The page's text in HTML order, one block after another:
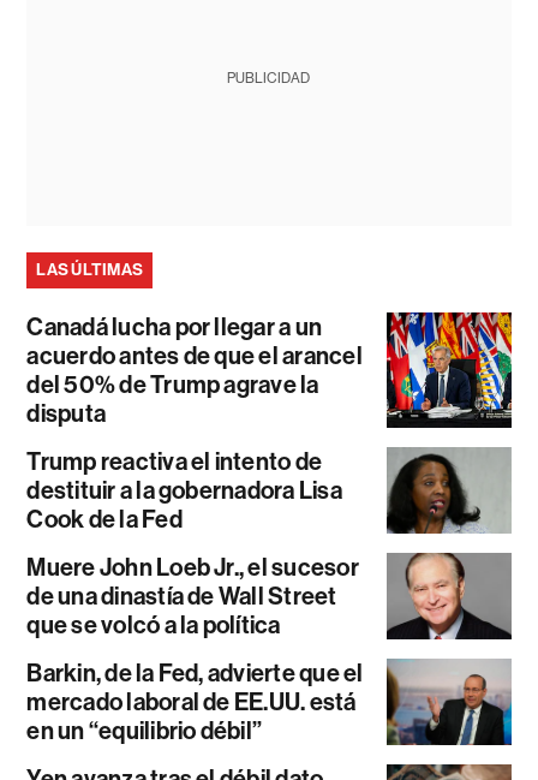
PUBLICIDAD
LAS ÚLTIMAS
Canadá lucha por llegar a un
acuerdo antes de que el arancel
del 50% de Trump agrave la
disputa
Trump reactiva el intento de
destituir a la gobernadora Lisa
Cook de la Fed
Muere John Loeb Jr., el sucesor
de una dinastía de Wall Street
que se volcó a la política
Barkin, de la Fed, advierte que el
mercado laboral de EE.UU. está
en un “equilibrio débil”